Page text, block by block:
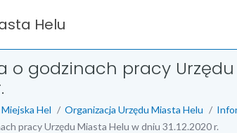
Helu
o godzinach pracy
Hel Organizacja Urzędu Miasta Helu
pracy Urzędu Miasta Helu w dniu 31.12.2020 r.